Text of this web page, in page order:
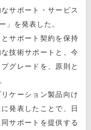
サポート・サービス
」を発表した。
サポート契約を保持
技術サポートと、今
グレードを、原則と
ケーション製品向け
発表したことで、日
サポートを提供する